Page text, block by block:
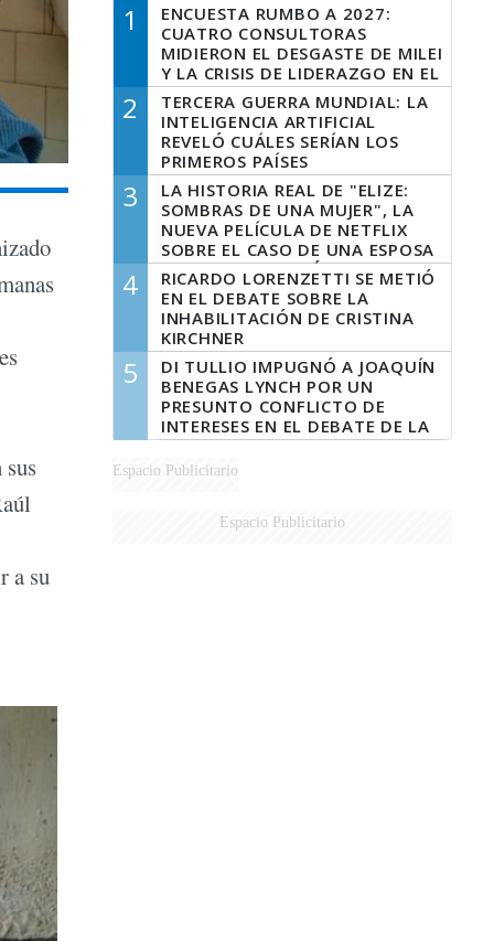
a su
1
ENCUESTA RUMBO A 2027:
CUATRO CONSULTORAS
MIDIERON EL DESGASTE DE MILEI
Y LA CRISIS DE LIDERAZGO EN EL
PERONISMO
2
TERCERA GUERRA MUNDIAL: LA
INTELIGENCIA ARTIFICIAL
REVELÓ CUÁLES SERÍAN LOS
PRIMEROS PAÍSES
LATINOAMERICANOS EN SER
DERROTADOS
3
LA HISTORIA REAL DE "ELIZE:
SOMBRAS DE UNA MUJER", LA
NUEVA PELÍCULA DE NETFLIX
SOBRE EL CASO DE UNA ESPOSA
QUE DESCUARTIZÓ A SU
MARIDO
4
RICARDO LORENZETTI SE METIÓ
EN EL DEBATE SOBRE LA
INHABILITACIÓN DE CRISTINA
KIRCHNER
5
DI TULLIO IMPUGNÓ A JOAQUÍN
BENEGAS LYNCH POR UN
PRESUNTO CONFLICTO DE
INTERESES EN EL DEBATE DE LA
LEY DE TIERRAS
Espacio Publicitario
Espacio Publicitario